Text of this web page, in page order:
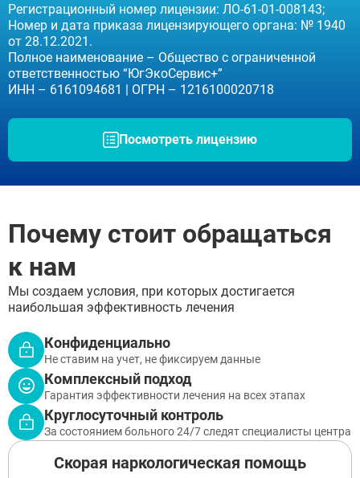
Регистрационный номер лицензии: ЛО-61-01-008143;
Номер и дата приказа лицензирующего органа: № 1940
от 28.12.2021.
Полное наименование – Общество с ограниченной
ответственностью “ЮгЭкоСервис+”
ИНН – 6161094681 | ОГРН – 1216100020718
Посмотреть лицензию
Почему стоит обращаться
к нам
Мы создаем условия, при которых достигается
наибольшая эффективность лечения
Конфиденциально
Не ставим на учет, не фиксируем данные
Комплексный подход
Гарантия эффективности лечения на всех этапах
Круглосуточный контроль
За состоянием больного 24/7 следят специалисты центра
Скорая наркологическая помощь